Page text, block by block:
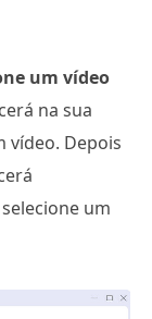
um vídeo
na sua
vídeo. Depois
um